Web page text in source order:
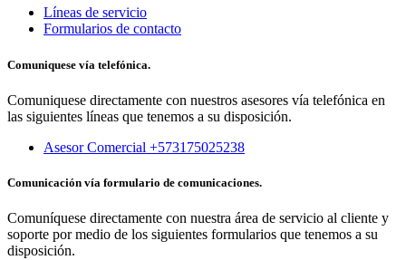
Líneas de servicio
Formularios de contacto
Comuniquese vía telefónica.
Comuniquese directamente con nuestros asesores vía telefónica en
las siguientes líneas que tenemos a su disposición.
Asesor Comercial +573175025238
Comunicación vía formulario de comunicaciones.
Comuníquese directamente con nuestra área de servicio al cliente y
soporte por medio de los siguientes formularios que tenemos a su
disposición.